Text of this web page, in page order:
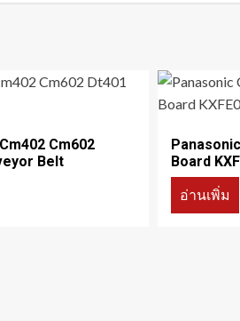
Cm602
Belt
Board
อ่านเพิ่ม